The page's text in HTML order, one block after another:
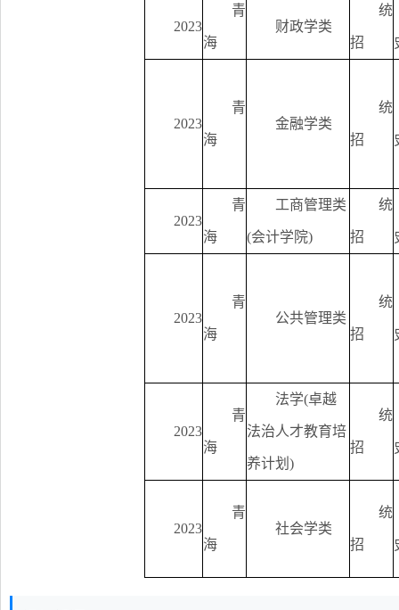
2023
青
海
财政学类
统
招
2023
青
海
金融学类
统
招
2023
青
海
工商管理类
(会计学院)
统
招
2023
青
海
公共管理类
统
招
2023
青
海
法学(卓越
法治人才教育培
养计划)
统
招
2023
青
海
社会学类
统
招